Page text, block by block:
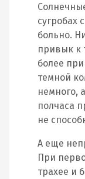
сугробах
больно.
привык к
более
темной
немного,
полчаса
не
А еще
При
трахее и